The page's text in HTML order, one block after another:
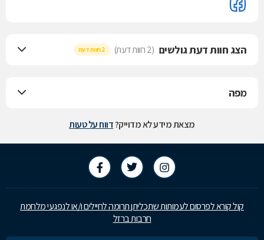
הצג חוות דעת גולשים (2 חוות דעת) 2 חוות דעת
מפה
מצאת מידע לא מדוייק?דווח על טעות
קול קורא לפרסום לעמותות שתכליתן תרומה לחיילים ו/או לנפגעי מלחמת
חרבות ברזל